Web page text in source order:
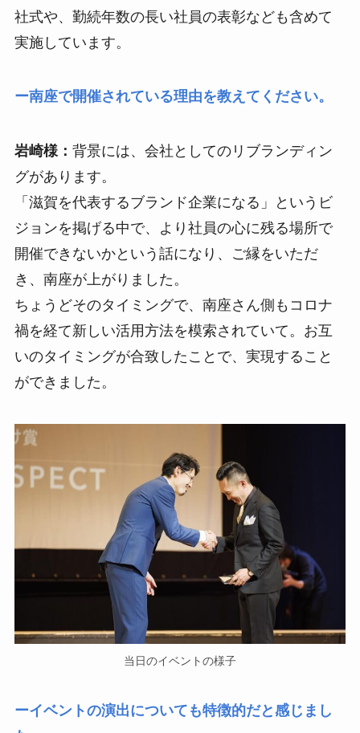
社式や、勤続年数の長い社員の表彰なども含めて
実施しています。
ー南座で開催されている理由を教えてください。
岩崎様： 背景には、会社としてのリブランディン
グがあります。
「滋賀を代表するブランド企業になる」というビ
ジョンを掲げる中で、より社員の心に残る場所で
開催できないかという話になり、ご縁をいただ
き、南座が上がりました。
ちょうどそのタイミングで、南座さん側もコロナ
禍を経て新しい活用方法を模索されていて。お互
いのタイミングが合致したことで、実現すること
ができました。
当日のイベントの様子
ーイベントの演出についても特徴的だと感じまし